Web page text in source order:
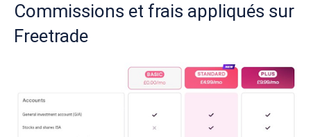
Commissions et frais appliqués sur
Freetrade